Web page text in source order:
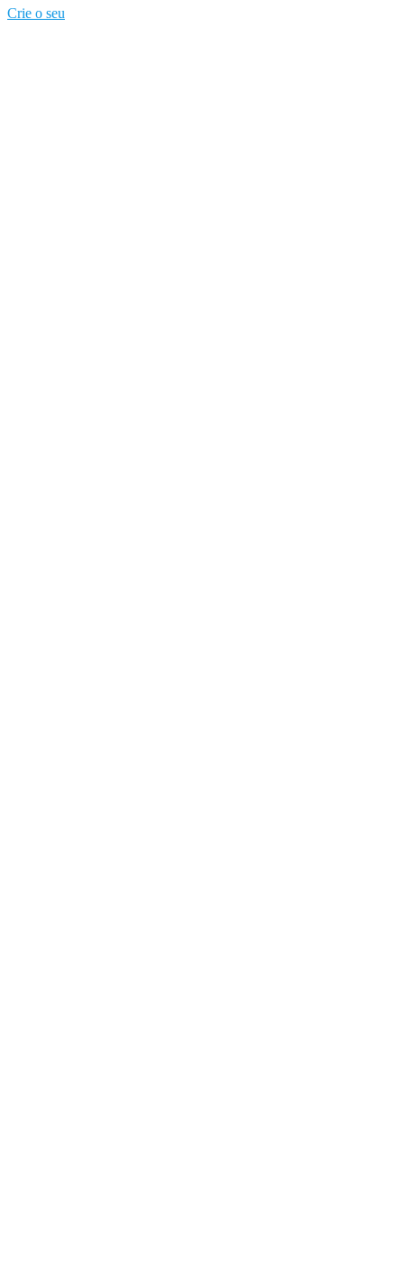
Crie o seu